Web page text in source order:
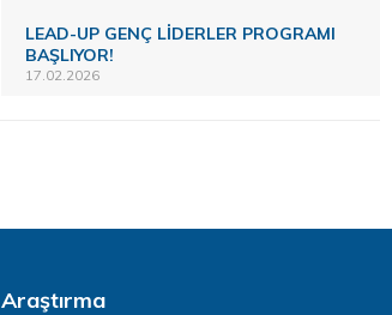
LEAD-UP GENÇ LİDERLER PROGRAMI
BAŞLIYOR!
17.02.2026
Araştırma